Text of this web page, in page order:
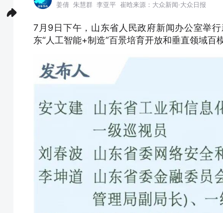
姜倩 朱慧群 李亚平 崔晗来源：大众新闻·大众日报
7月9日下午，山东省人民政府新闻办公室举
东“人工智能+制造”百景培育开放和垂直领域百